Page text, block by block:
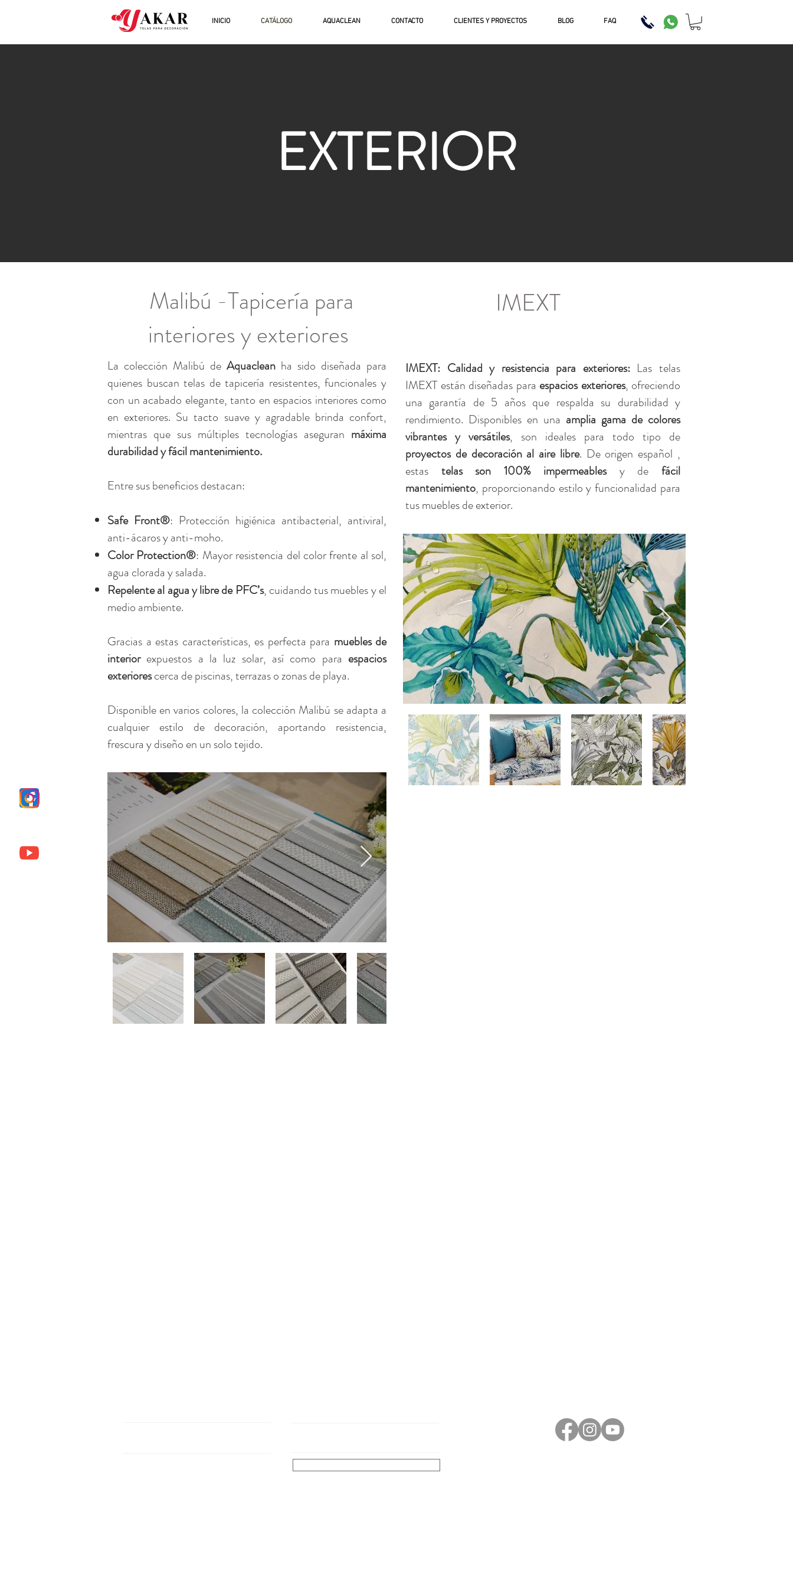
INICIO CATÁLOGO AQUACLEAN CONTACTO CLIENTES Y PROYECTOS BLOG FAQ
EXTERIOR
Malibú -Tapicería para
interiores y exteriores
La colección Malibú de Aquaclean ha sido diseñada para
quienes buscan telas de tapicería resistentes, funcionales y
con un acabado elegante, tanto en espacios interiores como
en exteriores. Su tacto suave y agradable brinda confort,
mientras que sus múltiples tecnologías aseguran máxima
durabilidad y fácil mantenimiento.
Entre sus beneficios destacan:
Safe Front®: Protección higiénica antibacterial, antiviral,
anti-ácaros y anti-moho.
Color Protection®: Mayor resistencia del color frente al sol,
agua clorada y salada.
Repelente al agua y libre de PFC’s, cuidando tus muebles y el
medio ambiente.
Gracias a estas características, es perfecta para muebles de
interiorexpuestos a la luz solar, así como para espacios
exteriorescerca de piscinas, terrazas o zonas de playa.
Disponible en varios colores, la colección Malibú se adapta a
cualquier estilo de decoración, aportando resistencia,
frescura y diseño en un solo tejido.
IMEXT
IMEXT: Calidad y resistencia para exteriores: Las telas
IMEXT están diseñadas para espacios exteriores, ofreciendo
una garantía de 5 años que respalda su durabilidad y
rendimiento. Disponibles en una amplia gama de colores
vibrantes y versátiles, son ideales para todo tipo de
proyectos de decoración al aire libre. De origen español ,
estas telas son 100% impermeablesy defácil
mantenimiento, proporcionando estilo y funcionalidad para
tus muebles de exterior.